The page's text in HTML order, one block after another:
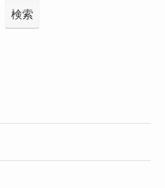
検索